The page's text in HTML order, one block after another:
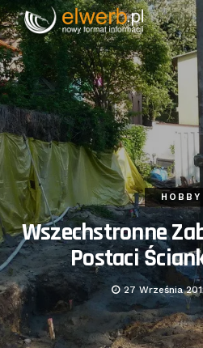
HOBBY
Wszechstronne
Postaci
27 Września